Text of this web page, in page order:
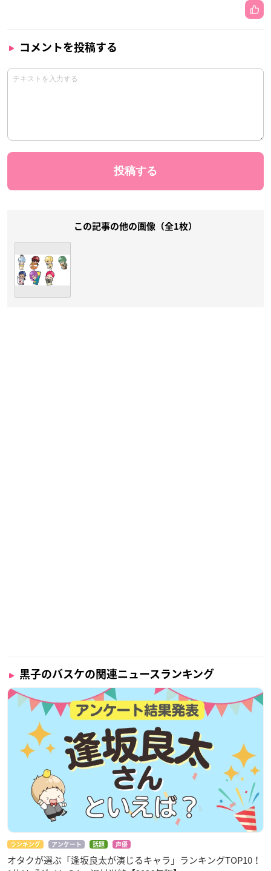
コメントを投稿する
この記事の他の画像（全1枚）
黒子のバスケの関連ニュースランキング
ランキング アンケート 話題 声優
オタクが選ぶ「逢坂良太が演じるキャラ」ランキングTOP10！